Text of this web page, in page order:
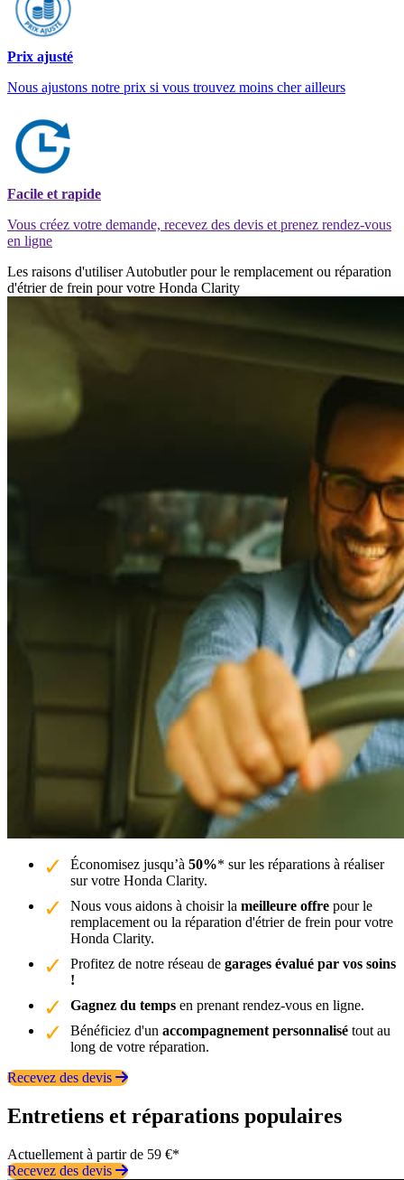
Prix ajusté
Nous ajustons notre prix si vous trouvez moins cher ailleurs
Facile et rapide
Vous créez votre demande, recevez des devis et prenez rendez-vous
en ligne
Les raisons d'utiliser Autobutler pour le remplacement ou réparation
d'étrier de frein pour votre Honda Clarity
Économisez jusqu’à 50%* sur les réparations à réaliser
sur votre Honda Clarity.
Nous vous aidons à choisir la meilleure offre pour le
remplacement ou la réparation d'étrier de frein pour votre
Honda Clarity.
Profitez de notre réseau de garages évalué par vos soins
!
Gagnez du temps en prenant rendez-vous en ligne.
Bénéficiez d'un accompagnement personnalisé tout au
long de votre réparation.
Recevez des devis
Entretiens et réparations populaires
Actuellement à partir de 59 €*
Recevez des devis